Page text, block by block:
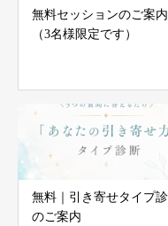
無料セッションのご案
（3名様限定です）
無料｜引き寄せタイプ
のご案内